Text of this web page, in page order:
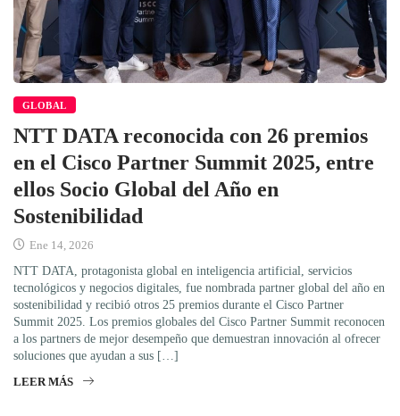
GLOBAL
NTT DATA reconocida con 26 premios
en el Cisco Partner Summit 2025, entre
ellos Socio Global del Año en
Sostenibilidad
Ene 14, 2026
NTT DATA, protagonista global en inteligencia artificial, servicios
tecnológicos y negocios digitales, fue nombrada partner global del año en
sostenibilidad y recibió otros 25 premios durante el Cisco Partner
Summit 2025. Los premios globales del Cisco Partner Summit reconocen
a los partners de mejor desempeño que demuestran innovación al ofrecer
soluciones que ayudan a sus […]
LEER MÁS